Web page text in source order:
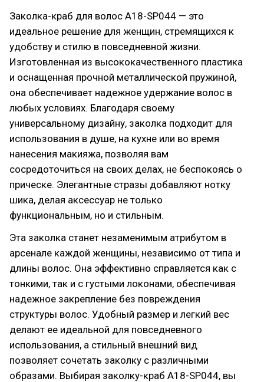
Заколка-краб для волос A18-SP044 — это
идеальное решение для женщин, стремящихся к
удобству и стилю в повседневной жизни.
Изготовленная из высококачественного пластика
и оснащенная прочной металлической пружиной,
она обеспечивает надежное удержание волос в
любых условиях. Благодаря своему
универсальному дизайну, заколка подходит для
использования в душе, на кухне или во время
нанесения макияжа, позволяя вам
сосредоточиться на своих делах, не беспокоясь о
прическе. Элегантные стразы добавляют нотку
шика, делая аксессуар не только
функциональным, но и стильным.
Эта заколка станет незаменимым атрибутом в
арсенале каждой женщины, независимо от типа и
длины волос. Она эффективно справляется как с
тонкими, так и с густыми локонами, обеспечивая
надежное закрепление без повреждения
структуры волос. Удобный размер и легкий вес
делают ее идеальной для повседневного
использования, а стильный внешний вид
позволяет сочетать заколку с различными
образами. Выбирая заколку-краб A18-SP044, вы